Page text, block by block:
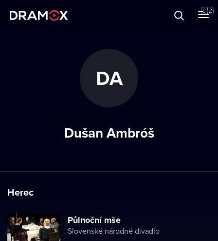
🇨🇿
DA
Dušan Ambróš
Herec
Půlnoční mše
Slovenské národné divadlo